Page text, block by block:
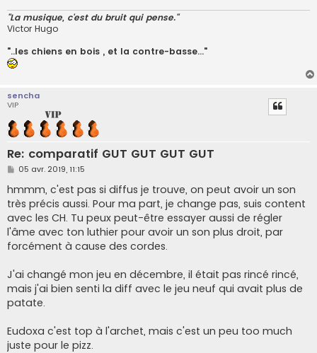
"La musique, c'est du bruit qui pense."
Victor Hugo
"..les chiens en bois , et la contre-basse..."
sencha
VIP
Re: comparatif GUT GUT GUT GUT
M
s
s
a
g
e
05 avr. 2019, 11:15
hmmm, c'est pas si diffus je trouve, on peut avoir un son
très précis aussi. Pour ma part, je change pas, suis content
avec les CH. Tu peux peut-être essayer aussi de régler
l'âme avec ton luthier pour avoir un son plus droit, par
forcément à cause des cordes.
J'ai changé mon jeu en décembre, il était pas rincé rincé,
mais j'ai bien senti la diff avec le jeu neuf qui avait plus de
patate.
Eudoxa c'est top à l'archet, mais c'est un peu too much
juste pour le pizz.